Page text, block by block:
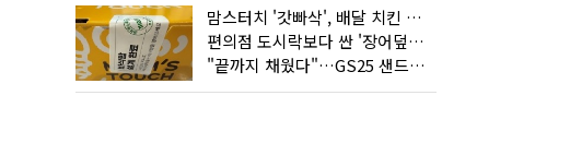
맘스터치 '갓빠삭', 배달 치킨 선입견을 바꿨다
편의점 도시락보다 싼 '장어덮밥'…오뚜기가 해냈다
"끝까지 채웠다"…GS25 샌드위치의 달라진 '속'사정